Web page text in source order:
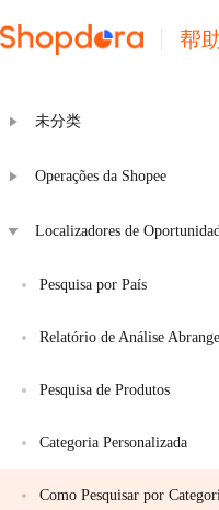
帮
未分类
Operações da Shopee
Localizadores de
Pesquisa por País
Relatório de Análise
Pesquisa de Produtos
Categoria Personalizada
Como Pesquisar por